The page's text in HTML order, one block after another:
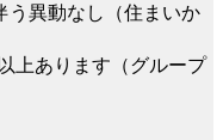
う異動なし（住まいか
上あります（グループ